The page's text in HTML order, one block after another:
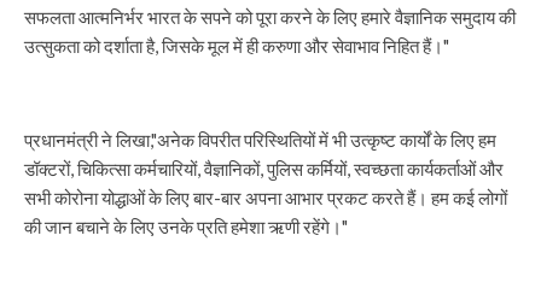
सफलता आत्मनिर्भर भारत के सपने को पूरा करने के लिए हमारे वैज्ञानिक समुदाय की
उत्सुकता को दर्शाता है, जिसके मूल में ही करुणा और सेवाभाव निहित हैं।"
प्रधानमंत्री ने लिखा,"अनेक विपरीत परिस्थितियों में भी उत्कृष्ट कार्यों के लिए हम
डॉक्टरों, चिकित्सा कर्मचारियों, वैज्ञानिकों, पुलिस कर्मियों, स्वच्छता कार्यकर्ताओं और
सभी कोरोना योद्धाओं के लिए बार-बार अपना आभार प्रकट करते हैं। हम कई लोगों
की जान बचाने के लिए उनके प्रति हमेशा ऋणी रहेंगे।"